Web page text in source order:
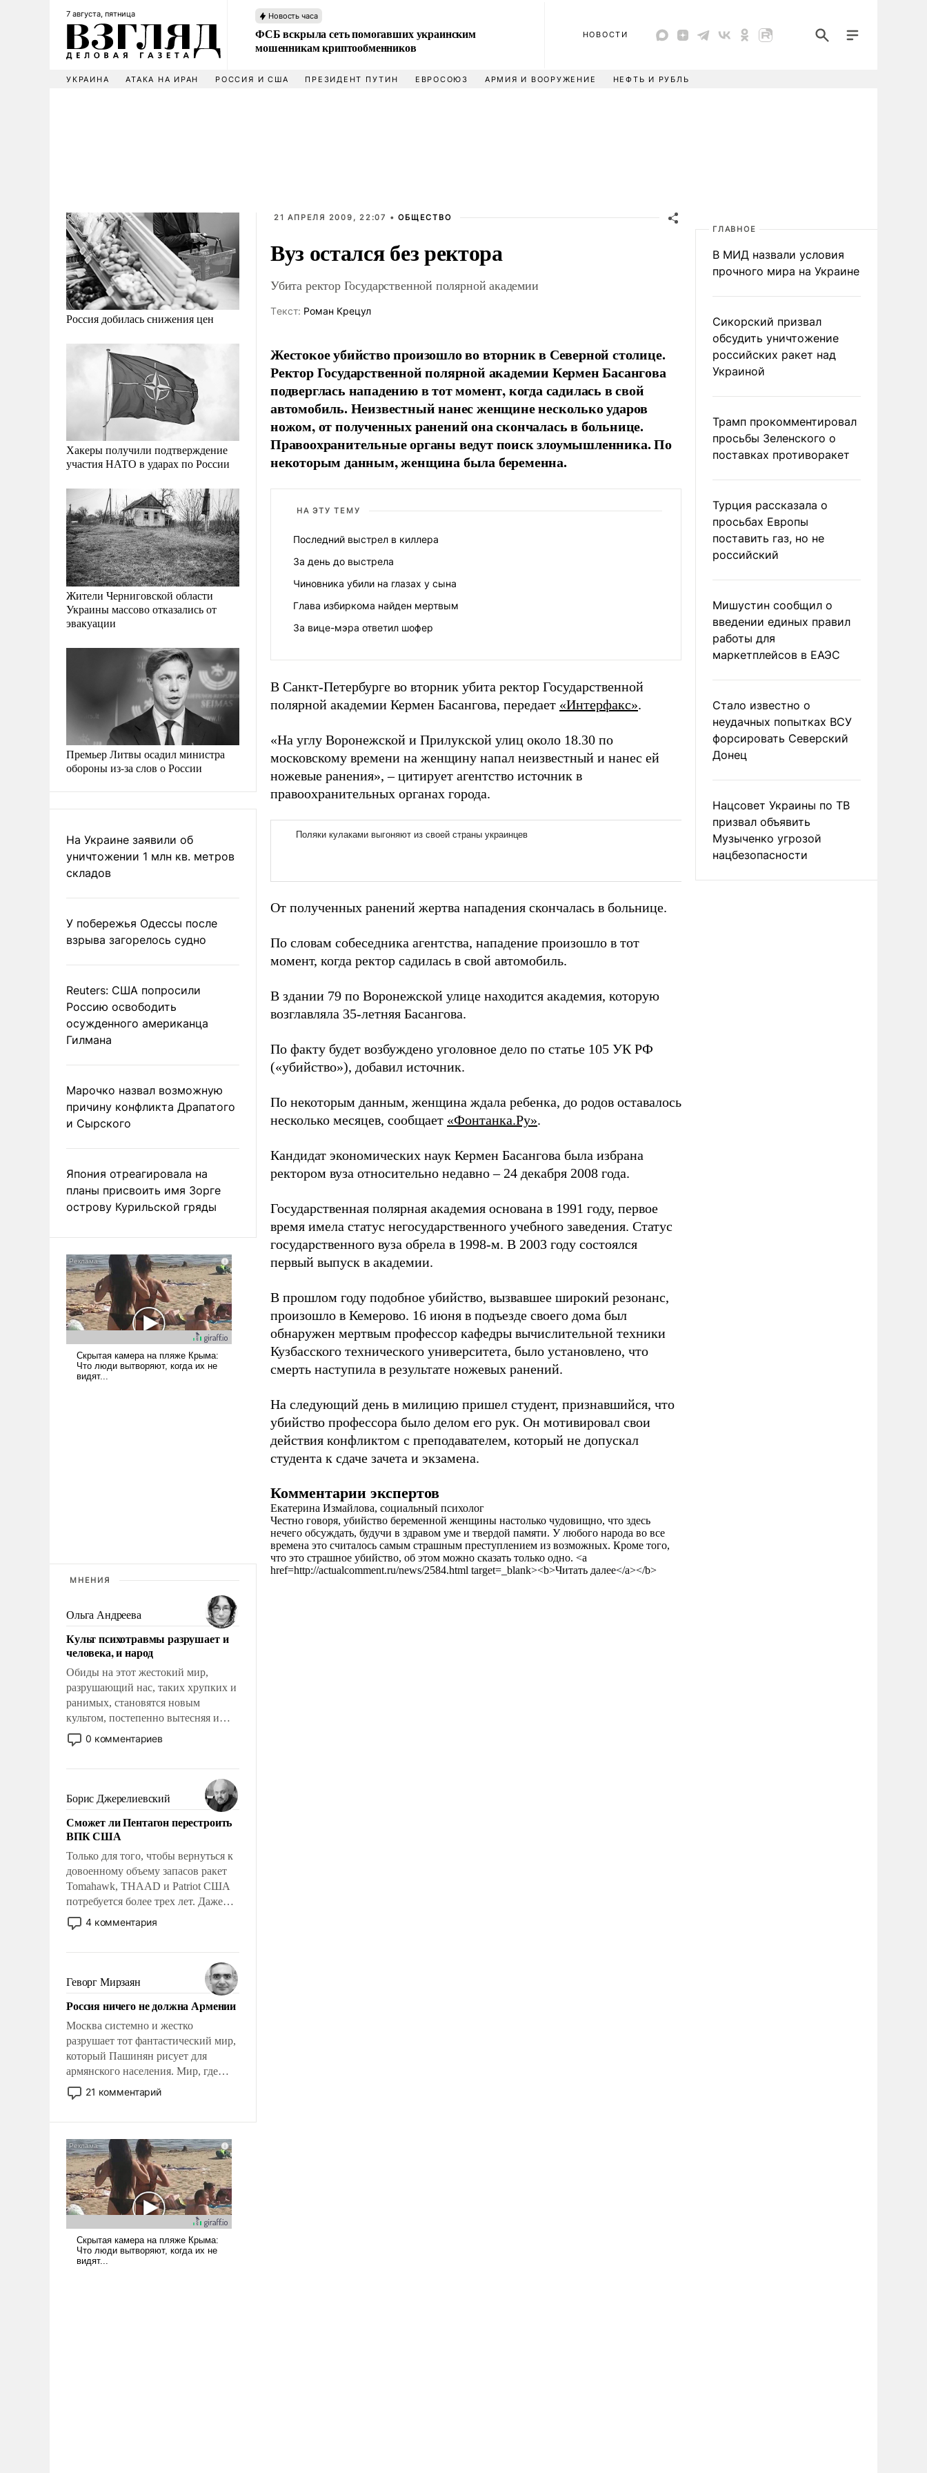
7 августа, пятница Новость часа
ФСБ вскрыла сеть помогавших украинским
мошенникам криптообменников
НОВОСТИ
УКРАИНА АТАКА НА ИРАН РОССИЯ И США ПРЕЗИДЕНТ ПУТИН ЕВРОСОЮЗ АРМИЯ И ВООРУЖЕНИЕ НЕФТЬ И РУБЛЬ
Россия добилась снижения цен
Хакеры получили подтверждение
участия НАТО в ударах по России
Жители Черниговской области
Украины массово отказались от
эвакуации
Премьер Литвы осадил министра
обороны из-за слов о России
На Украине заявили об
уничтожении 1 млн кв. метров
складов
У побережья Одессы после
взрыва загорелось судно
Reuters: США попросили
Россию освободить
осужденного американца
Гилмана
Марочко назвал возможную
причину конфликта Драпатого
и Сырского
Япония отреагировала на
планы присвоить имя Зорге
острову Курильской гряды
МНЕНИЯ
Ольга Андреева
Культ психотравмы разрушает и
человека, и народ
Обиды на этот жестокий мир,
разрушающий нас, таких хрупких и
ранимых, становятся новым
культом, постепенно вытесняя и
отменяя традиционное требование к
человеку – быть мужественным и
на себя ответственность, помогать
слабым, идти вперед и
адаптироваться.
0 комментариев
Борис Джерелиевский
Сможет ли Пентагон перестроить
ВПК США
Только для того, чтобы вернуться к
довоенному объему запасов ракет
Tomahawk, THAAD и Patriot США
потребуется более трех лет. Даже
небольшая война с Ираном
опустошила американские
уязвимости США, например, перед
Китаем.
4 комментария
Геворг Мирзаян
Россия ничего не должна Армении
Москва системно и жестко
разрушает тот фантастический мир,
который Пашинян рисует для
армянского населения. Мир, где
политические прожекты будут
безусловно оплачиваться за счет
нужно отвечать.
21 комментарий
21 АПРЕЛЯ 2009, 22:07 •ОБЩЕСТВО
Вуз остался без ректора
Убита ректор Государственной полярной академии
Tекст: Роман Крецул
Жестокое убийство произошло во вторник в Северной столице.
Ректор Государственной полярной академии Кермен Басангова
подверглась нападению в тот момент, когда садилась в свой
автомобиль. Неизвестный нанес женщине несколько ударов
ножом, от полученных ранений она скончалась в больнице.
Правоохранительные органы ведут поиск злоумышленника. По
некоторым данным, женщина была беременна.
НА ЭТУ ТЕМУ
Последний выстрел в киллера
За день до выстрела
Чиновника убили на глазах у сына
Глава избиркома найден мертвым
За вице-мэра ответил шофер
В Санкт-Петербурге во вторник убита ректор Государственной
полярной академии Кермен Басангова, передает «Интерфакс».
«На углу Воронежской и Прилукской улиц около 18.30 по
московскому времени на женщину напал неизвестный и нанес ей
ножевые ранения», – цитирует агентство источник в
правоохранительных органах города.
От полученных ранений жертва нападения скончалась в больнице.
По словам собеседника агентства, нападение произошло в тот
момент, когда ректор садилась в свой автомобиль.
В здании 79 по Воронежской улице находится академия, которую
возглавляла 35-летняя Басангова.
По факту будет возбуждено уголовное дело по статье 105 УК РФ
(«убийство»), добавил источник.
По некоторым данным, женщина ждала ребенка, до родов оставалось
несколько месяцев, сообщает «Фонтанка.Ру».
Кандидат экономических наук Кермен Басангова была избрана
ректором вуза относительно недавно – 24 декабря 2008 года.
Государственная полярная академия основана в 1991 году, первое
время имела статус негосударственного учебного заведения. Статус
государственного вуза обрела в 1998-м. В 2003 году состоялся
первый выпуск в академии.
В прошлом году подобное убийство, вызвавшее широкий резонанс,
произошло в Кемерово. 16 июня в подъезде своего дома был
обнаружен мертвым профессор кафедры вычислительной техники
Кузбасского технического университета, было установлено, что
смерть наступила в результате ножевых ранений.
На следующий день в милицию пришел студент, признавшийся, что
убийство профессора было делом его рук. Он мотивировал свои
действия конфликтом с преподавателем, который не допускал
студента к сдаче зачета и экзамена.
Комментарии экспертов
Екатерина Измайлова, социальный психолог
Честно говоря, убийство беременной женщины настолько чудовищно, что здесь
нечего обсуждать, будучи в здравом уме и твердой памяти. У любого народа во все
времена это считалось самым страшным преступлением из возможных. Кроме того,
что это страшное убийство, об этом можно сказать только одно. <a
href=http://actualcomment.ru/news/2584.html target=_blank><b>Читать далее</a></b>
ГЛАВНОЕ
В МИД назвали условия
прочного мира на Украине
Сикорский призвал
обсудить уничтожение
российских ракет над
Украиной
Трамп прокомментировал
просьбы Зеленского о
поставках противоракет
Турция рассказала о
просьбах Европы
поставить газ, но не
российский
Мишустин сообщил о
введении единых правил
работы для
маркетплейсов в ЕАЭС
Стало известно о
неудачных попытках ВСУ
форсировать Северский
Донец
Нацсовет Украины по ТВ
призвал объявить
Музыченко угрозой
нацбезопасности